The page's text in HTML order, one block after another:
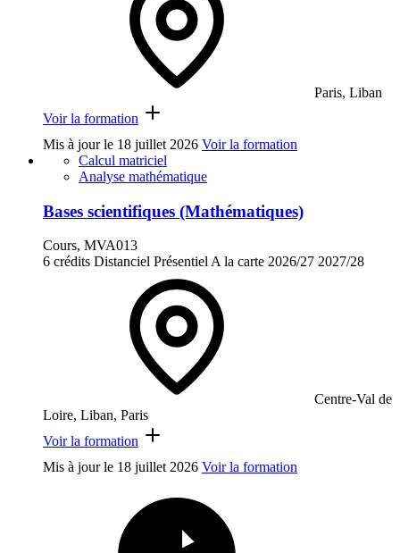
Paris, Liban
Voir la formation
Mis à jour le 18 juillet 2026 Voir la formation
Calcul matriciel
Analyse mathématique
Bases scientifiques (Mathématiques)
Cours, MVA013
6 crédits Distanciel PrésentielA la carte 2026/27 2027/28
Centre-Val de
Loire, Liban, Paris
Voir la formation
Mis à jour le 18 juillet 2026 Voir la formation